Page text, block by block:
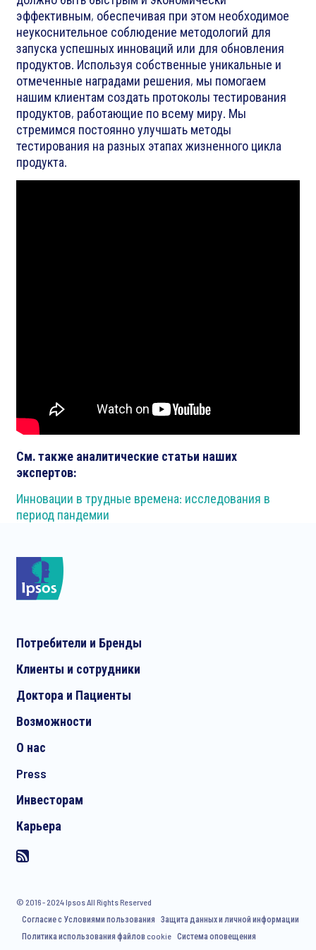
эффективным, обеспечивая при этом необходимое
неукоснительное соблюдение методологий для
запуска успешных инноваций или для обновления
продуктов. Используя собственные уникальные и
отмеченные наградами решения, мы помогаем
нашим клиентам создать протоколы тестирования
продуктов, работающие по всему миру. Мы
стремимся постоянно улучшать методы
тестирования на разных этапах жизненного цикла
продукта.
См. также аналитические статьи наших
экспертов:
Инновации в трудные времена: исследования в
период пандемии
Потребители и Бренды
Клиенты и сотрудники
Доктора и Пациенты
Возможности
О нас
Press
Инвесторам
Карьера
© 2016 - 2024 Ipsos All Rights Reserved
Согласие с Условиями пользования
Защита данных и личной информации
Политика использования файлов cookie Система оповещения